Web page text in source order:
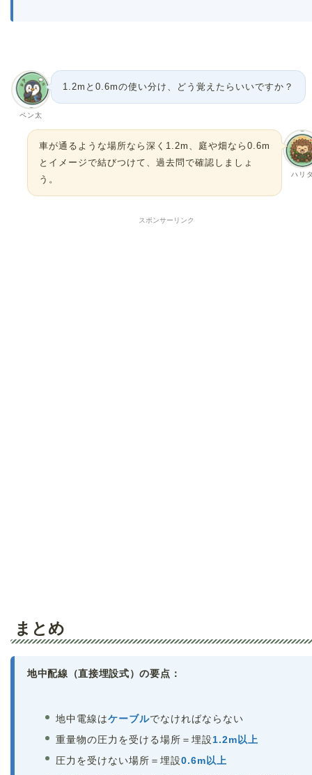
ペン太
1.2mと0.6mの使い分け、どう覚えたらいいですか？
ハリ
車が通るような場所なら深く1.2m、庭や畑なら0.6m
とイメージで結びつけて、過去問で確認しましょ
う。
スポンサーリンク
まとめ
地中配線（直接埋設式）の要点：
地中電線はケーブルでなければならない
重量物の圧力を受ける場所＝埋設 1.2m以上
圧力を受けない場所＝埋設0.6m以上